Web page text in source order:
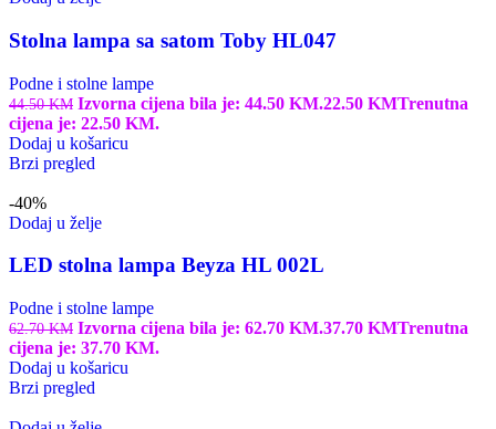
Stolna lampa sa satom Toby HL047
Podne i stolne lampe
44.50KM Izvorna cijena bila je: 44.50 KM.22.50 KMTrenutna
cijena je: 22.50 KM.
Dodaj u košaricu
Brzi pregled
-40%
Dodaj u želje
LED stolna lampa Beyza HL 002L
Podne i stolne lampe
62.70KM Izvorna cijena bila je: 62.70 KM.37.70 KMTrenutna
cijena je: 37.70 KM.
Dodaj u košaricu
Brzi pregled